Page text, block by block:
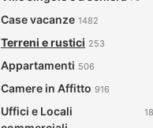
Case vacanze 1482
Terreni e rustici 253
Appartamenti 506
Camere in Affitto 916
Uffici e Locali